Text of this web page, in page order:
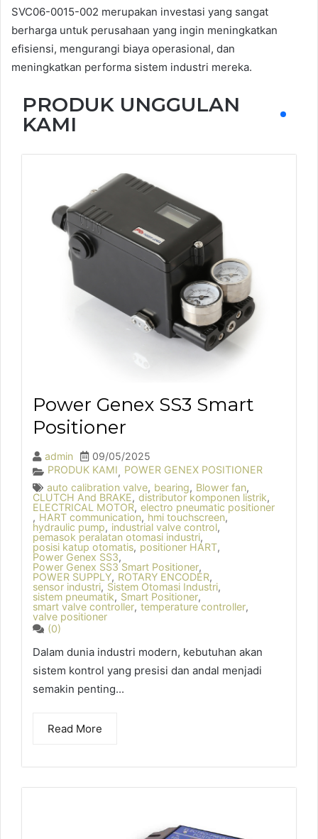
SVC06-0015-002 merupakan investasi yang sangat
berharga untuk perusahaan yang ingin meningkatkan
efisiensi, mengurangi biaya operasional, dan
meningkatkan performa sistem industri mereka.
PRODUK UNGGULAN
KAMI
Power Genex SS3 Smart
Positioner
admin
09/05/2025
PRODUK KAMI, POWER GENEX POSITIONER
auto calibration valve, bearing, Blower fan,
CLUTCH And BRAKE, distributor komponen listrik,
ELECTRICAL MOTOR, electro pneumatic positioner
, HART communication, hmi touchscreen,
hydraulic pump, industrial valve control,
pemasok peralatan otomasi industri,
posisi katup otomatis, positioner HART,
Power Genex SS3,
Power Genex SS3 Smart Positioner,
POWER SUPPLY, ROTARY ENCODER,
sensor industri, Sistem Otomasi Industri,
sistem pneumatik, Smart Positioner,
smart valve controller, temperature controller,
valve positioner
(0)
Dalam dunia industri modern, kebutuhan akan
sistem kontrol yang presisi dan andal menjadi
semakin penting...
Read More